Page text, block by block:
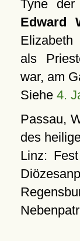
Tyne
Edward
als
war, am
Siehe 4.
Passau,
des
Linz: